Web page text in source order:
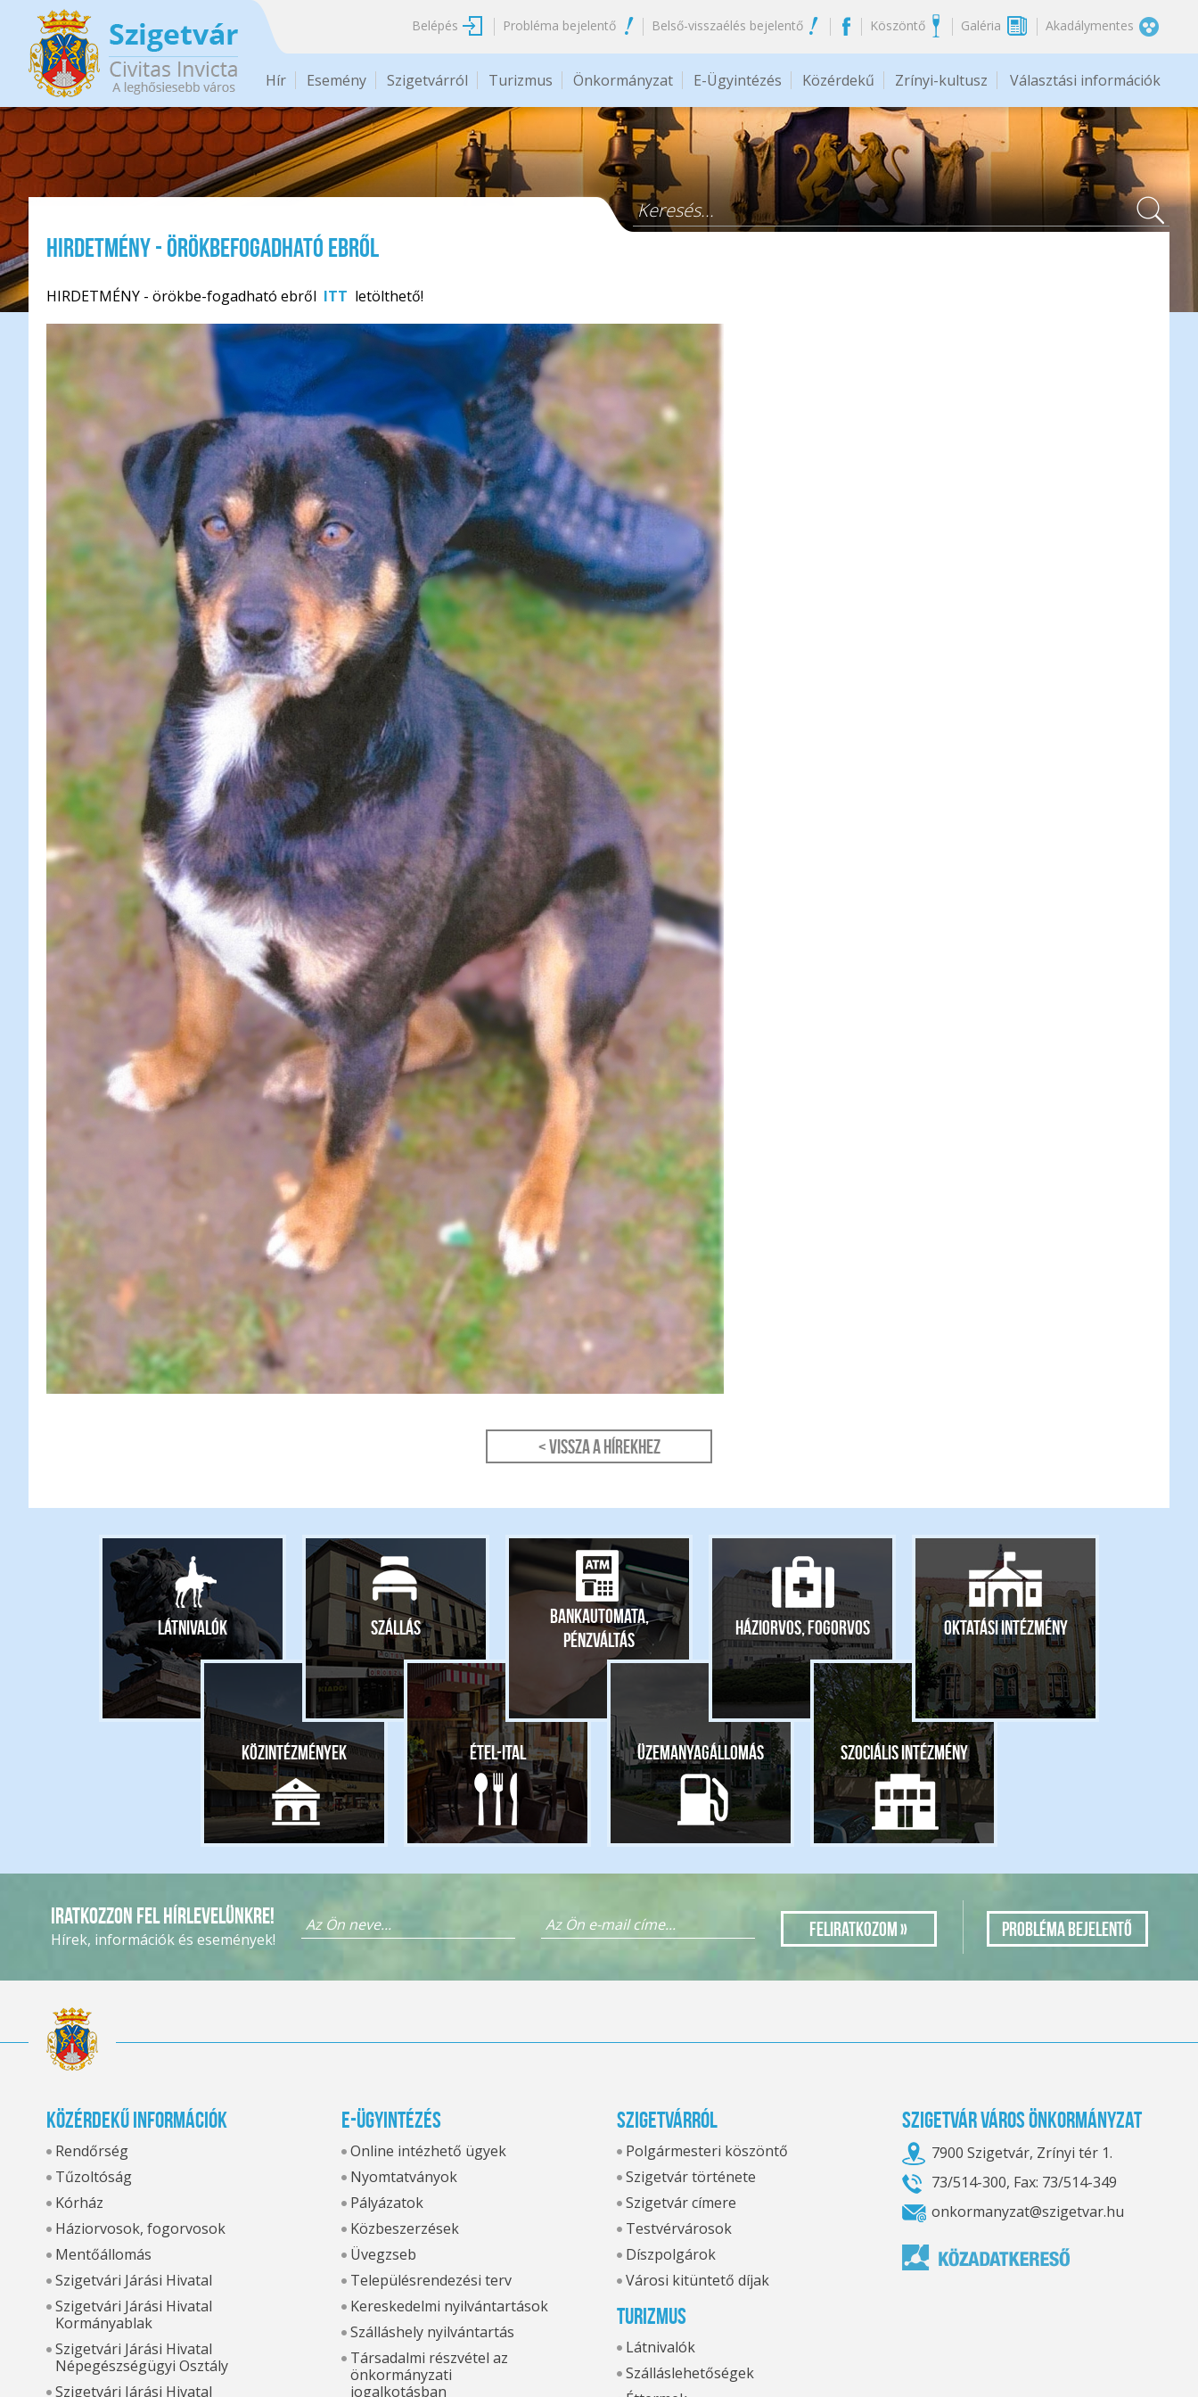
Ugrás a tartalomra
Belépés Probléma bejelentő Belső-visszaélés bejelentő Köszöntő Galéria Akadálymentes
Hír Esemény Szigetvárról Turizmus Önkormányzat E-Ügyintézés Közérdekű Zrínyi-kultusz Választási információk
Keresés űrlap
HIRDETMÉNY - örökbefogadható ebről
HIRDETMÉNY - örökbe-fogadható ebről ITT letölthető!
< Vissza a hírekhez
Látnivalók
Közintézmények
Szállás
Étel-ital
Bankautomata,
pénzváltás
Üzemanyagállomás
Háziorvos, fogorvos
Szociális intézmény
Oktatási intézmény
Iratkozzon fel hírlevelünkre!
Hírek, információk és események! Probléma bejelentő
Közérdekű információk
Rendőrség
Tűzoltóság
Kórház
Háziorvosok, fogorvosok
Mentőállomás
Szigetvári Járási Hivatal
Szigetvári Járási Hivatal
Kormányablak
Szigetvári Járási Hivatal
Népegészségügyi Osztály
Szigetvári Járási Hivatal
E-ügyintézés
Online intézhető ügyek
Nyomtatványok
Pályázatok
Közbeszerzések
Üvegzseb
Településrendezési terv
Kereskedelmi nyilvántartások
Szálláshely nyilvántartás
Társadalmi részvétel az
önkormányzati
jogalkotásban
Szigetvárról
Polgármesteri köszöntő
Szigetvár története
Szigetvár címere
Testvérvárosok
Díszpolgárok
Városi kitüntető díjak
Turizmus
Látnivalók
Szálláslehetőségek
Szigetvár Város Önkormányzat
7900 Szigetvár, Zrínyi tér 1.
73/514-300, Fax: 73/514-349
onkormanyzat@szigetvar.hu